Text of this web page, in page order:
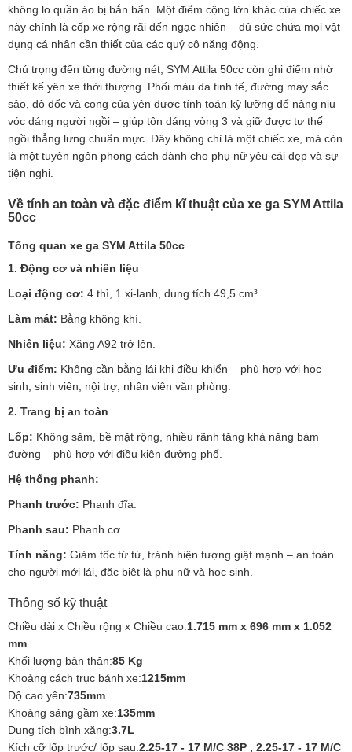
không lo quần áo bị bắn bẩn. Một điểm cộng lớn khác của chiếc xe
này chính là cốp xe rộng rãi đến ngạc nhiên – đủ sức chứa mọi vật
dụng cá nhân cần thiết của các quý cô năng động.
Chú trọng đến từng đường nét, SYM Attila 50cc còn ghi điểm nhờ
thiết kế yên xe thời thượng. Phối màu da tinh tế, đường may sắc
sảo, độ dốc và cong của yên được tính toán kỹ lưỡng để nâng niu
vóc dáng người ngồi – giúp tôn dáng vòng 3 và giữ được tư thế
ngồi thẳng lưng chuẩn mực. Đây không chỉ là một chiếc xe, mà còn
là một tuyên ngôn phong cách dành cho phụ nữ yêu cái đẹp và sự
tiện nghi.
Về tính an toàn và đặc điểm kĩ thuật của xe ga SYM Attila
50cc
Tổng quan xe ga SYM Attila 50cc
1. Động cơ và nhiên liệu
Loại động cơ: 4 thì, 1 xi-lanh, dung tích 49,5 cm³.
Làm mát: Bằng không khí.
Nhiên liệu: Xăng A92 trở lên.
Ưu điểm: Không cần bằng lái khi điều khiển – phù hợp với học
sinh, sinh viên, nội trợ, nhân viên văn phòng.
2. Trang bị an toàn
Lốp: Không săm, bề mặt rộng, nhiều rãnh tăng khả năng bám
đường – phù hợp với điều kiện đường phố.
Hệ thống phanh:
Phanh trước: Phanh đĩa.
Phanh sau: Phanh cơ.
Tính năng: Giảm tốc từ từ, tránh hiện tượng giật mạnh – an toàn
cho người mới lái, đặc biệt là phụ nữ và học sinh.
Thông số kỹ thuật
Chiều dài x Chiều rộng x Chiều cao:1.715 mm x 696 mm x 1.052
mm
Khối lượng bản thân:85 Kg
Khoảng cách trục bánh xe:1215mm
Độ cao yên:735mm
Khoảng sáng gầm xe:135mm
Dung tích bình xăng:3.7L
Kích cỡ lốp trước/ lốp sau:2.25-17 - 17 M/C 38P , 2.25-17 - 17 M/C